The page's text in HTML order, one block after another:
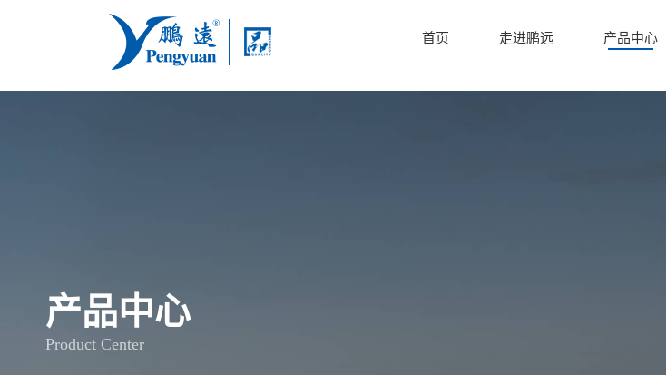
首页 走进鹏远 产品中心
产品中心
Product Center